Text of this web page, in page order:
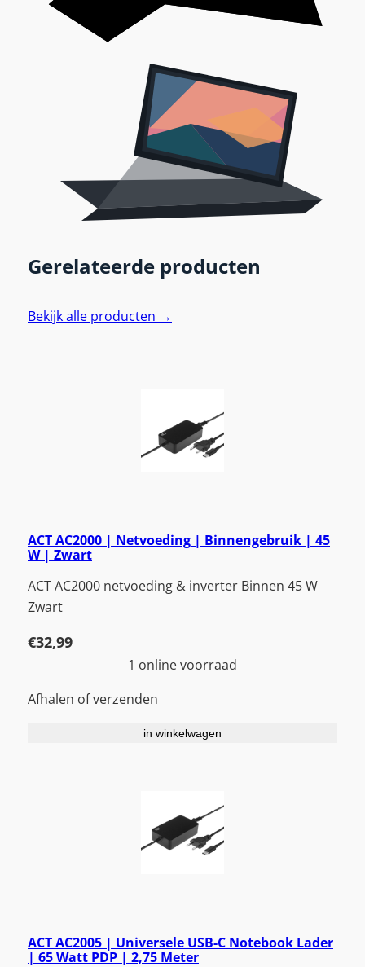
Gerelateerde producten
Bekijk alle producten →
ACT AC2000 | Netvoeding | Binnengebruik | 45
W | Zwart
ACT AC2000 netvoeding & inverter Binnen 45 W
Zwart
€32,99
1 online voorraad
Afhalen of verzenden
in winkelwagen
ACT AC2005 | Universele USB-C Notebook Lader
| 65 Watt PDP | 2,75 Meter